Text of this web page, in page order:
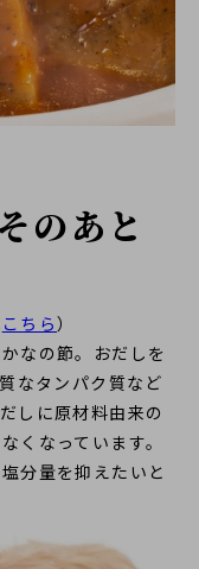
のあと
こちら）
なの節。おだしを
なタンパク質など
しに原材料由来の
くなっています。
分量を抑えたいと